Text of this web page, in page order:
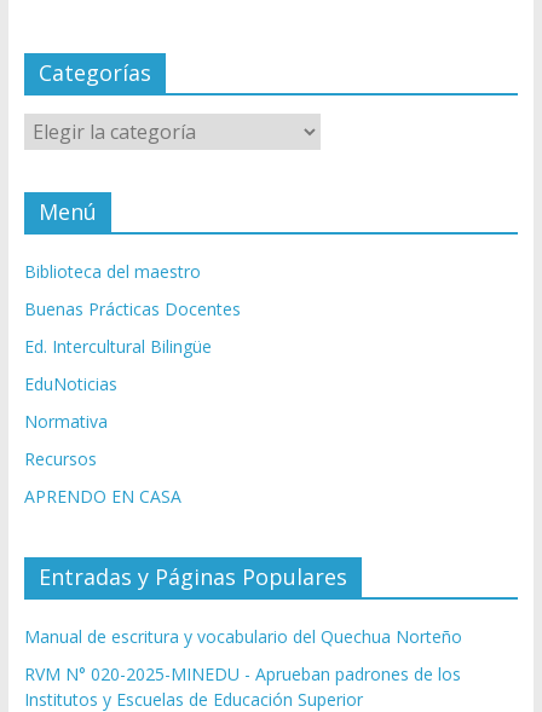
Categorías
Categorías
Menú
Biblioteca del maestro
Buenas Prácticas Docentes
Ed. Intercultural Bilingüe
EduNoticias
Normativa
Recursos
APRENDO EN CASA
Entradas y Páginas Populares
Manual de escritura y vocabulario del Quechua Norteño
RVM N° 020-2025-MINEDU - Aprueban padrones de los
Institutos y Escuelas de Educación Superior